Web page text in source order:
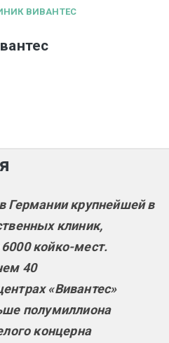
ВИВАНТЕС
Германии крупнейшей в
клиник,
койко-мест.
40
«Вивантес»
полумиллиона
концерна